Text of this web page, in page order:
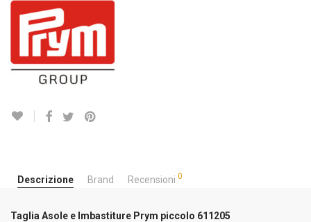
Descrizione Brand Recensioni 0
Taglia Asole e Imbastiture Prym piccolo 611205